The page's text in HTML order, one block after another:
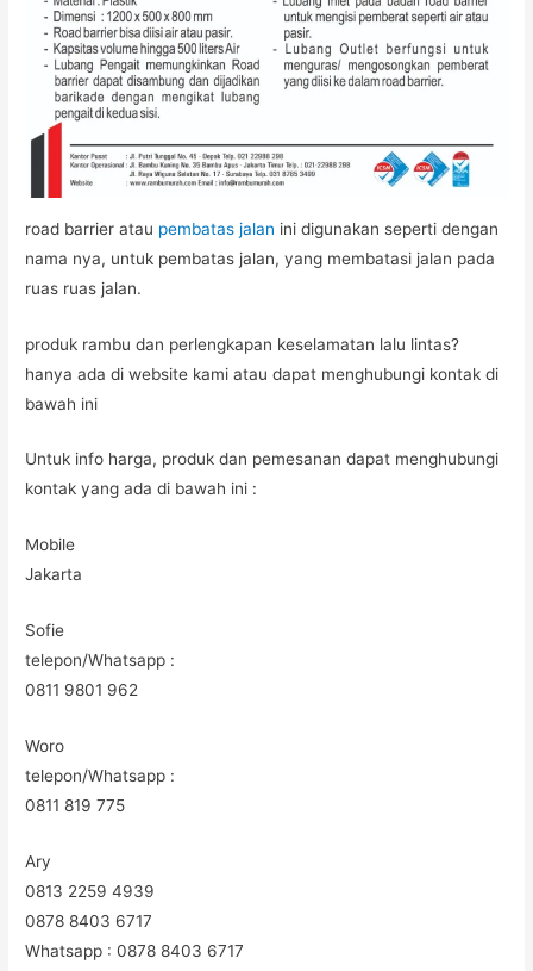
road barrier atau pembatas jalan ini digunakan seperti dengan
nama nya, untuk pembatas jalan, yang membatasi jalan pada
ruas ruas jalan.
produk rambu dan perlengkapan keselamatan lalu lintas?
hanya ada di website kami atau dapat menghubungi kontak di
bawah ini
Untuk info harga, produk dan pemesanan dapat menghubungi
kontak yang ada di bawah ini :
Mobile
Jakarta
Sofie
telepon/Whatsapp :
0811 9801 962
Woro
telepon/Whatsapp :
0811 819 775
Ary
0813 2259 4939
0878 8403 6717
Whatsapp : 0878 8403 6717